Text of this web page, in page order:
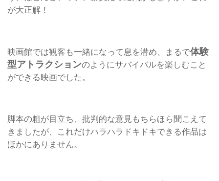
が大正解！
映画館では観客も一緒になって息を潜め、まるで体験
型アトラクションのようにサバイバルを楽しむこと
ができる映画でした。
脚本の粗が目立ち、批判的な意見もちらほら聞こえて
きましたが、これだけハラハラドキドキできる作品は
ほかにありません。